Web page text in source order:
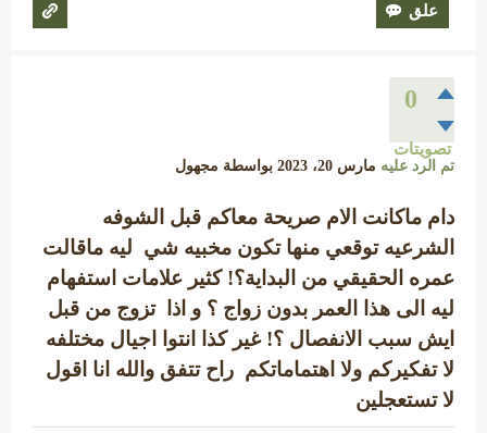
0
تصويتات
تم الرد عليه مارس 20، 2023 بواسطة مجهول
دام ماكانت الام صريحة معاكم قبل الشوفه
الشرعيه توقعي منها تكون مخبيه شي ليه ماقالت
عمره الحقيقي من البداية؟! كثير علامات استفهام
ليه الى هذا العمر بدون زواج ؟ و اذا تزوج من قبل
ايش سبب الانفصال ؟! غير كذا انتوا اجيال مختلفه
لا تفكيركم ولا اهتماماتكم راح تتفق والله انا اقول
لا تستعجلين